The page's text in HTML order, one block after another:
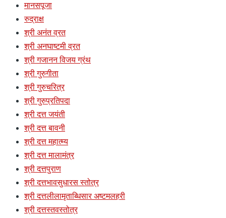
मानसपूजा
रुद्राक्ष
श्री अनंत व्रत
श्री अनघाष्टमी व्रत
श्री गजानन विजय ग्रंथ
श्री गुरुगीता
श्री गुरुचरित्र
श्री गुरुप्रतिपदा
श्री दत्त जयंती
श्री दत्त बावनी
श्री दत्त महात्म्य
श्री दत्त मालामंत्र
श्री दत्तपुराण
श्री दत्तभावसुधारस स्तोत्र
श्री दत्तलीलामृताब्धिसार अष्टमलहरी
श्री दत्तस्तवस्तोत्र